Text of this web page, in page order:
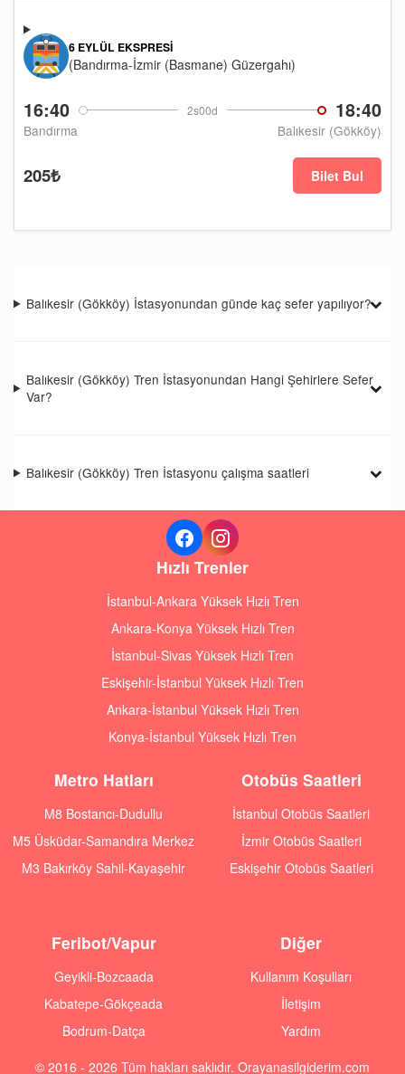
16:40 2s00d 18:40
Bandırma Balıkesir (Gökköy)
6 EYLÜL EKSPRESI
(Bandırma-İzmir (Basmane) Güzergahı)
205₺ Bilet Bul
Balıkesir (Gökköy) İstasyonundan günde kaç sefer yapılıyor?
Balıkesir (Gökköy) Tren İstasyonundan Hangi Şehirlere Sefer
Var?
Balıkesir (Gökköy) Tren İstasyonu çalışma saatleri
Hızlı Trenler
İstanbul-Ankara Yüksek Hızlı Tren
Ankara-Konya Yüksek Hızlı Tren
İstanbul-Sivas Yüksek Hızlı Tren
Eskişehir-İstanbul Yüksek Hızlı Tren
Ankara-İstanbul Yüksek Hızlı Tren
Konya-İstanbul Yüksek Hızlı Tren
Metro Hatları
M8 Bostancı-Dudullu
M5 Üsküdar-Samandıra Merkez
M3 Bakırköy Sahil-Kayaşehir
Otobüs Saatleri
İstanbul Otobüs Saatleri
İzmir Otobüs Saatleri
Eskişehir Otobüs Saatleri
Feribot/Vapur
Geyikli-Bozcaada
Kabatepe-Gökçeada
Bodrum-Datça
Diğer
Kullanım Koşulları
İletişim
Yardım
© 2016 - 2026 Tüm hakları saklıdır. Orayanasilgiderim.com